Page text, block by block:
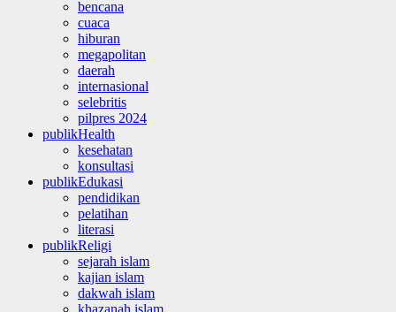
bencana
cuaca
hiburan
megapolitan
daerah
internasional
selebritis
pilpres 2024
publikHealth
kesehatan
konsultasi
publikEdukasi
pendidikan
pelatihan
literasi
publikReligi
sejarah islam
kajian islam
dakwah islam
khazanah islam